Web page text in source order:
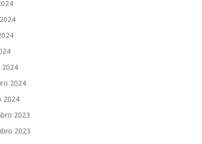
2024
2024
2023
2023